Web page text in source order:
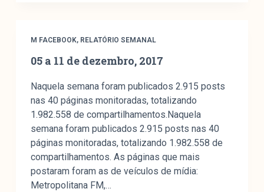
M FACEBOOK, RELATÓRIO SEMANAL
05 a 11 de dezembro, 2017
Naquela semana foram publicados 2.915 posts
nas 40 páginas monitoradas, totalizando
1.982.558 de compartilhamentos.Naquela
semana foram publicados 2.915 posts nas 40
páginas monitoradas, totalizando 1.982.558 de
compartilhamentos. As páginas que mais
postaram foram as de veículos de mídia:
Metropolitana FM,…